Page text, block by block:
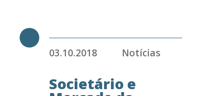
03.10.2018 Notícias
Societário e